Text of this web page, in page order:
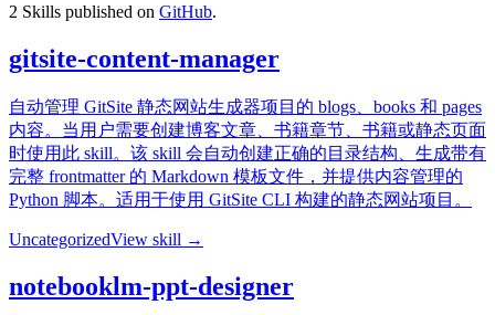
2 Skills published on GitHub.
gitsite-content-manager
自动管理 GitSite 静态网站生成器项目的 blogs、books 和 pages
内容。当用户需要创建博客文章、书籍章节、书籍或静态页面
时使用此 skill。该 skill 会自动创建正确的目录结构、生成带有
完整 frontmatter 的 Markdown 模板文件，并提供内容管理的
Python 脚本。适用于使用 GitSite CLI 构建的静态网站项目。
UncategorizedView skill →
notebooklm-ppt-designer